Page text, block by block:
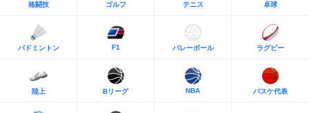
格闘技 ゴルフ テニス 卓球
バドミントン F1 バレーボール ラグビー
陸上 Bリーグ NBA バスケ代表